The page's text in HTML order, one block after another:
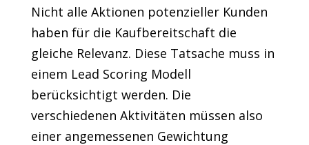
Nicht alle Aktionen potenzieller Kunden
haben für die Kaufbereitschaft die
gleiche Relevanz. Diese Tatsache muss in
einem Lead Scoring Modell
berücksichtigt werden. Die
verschiedenen Aktivitäten müssen also
einer angemessenen Gewichtung